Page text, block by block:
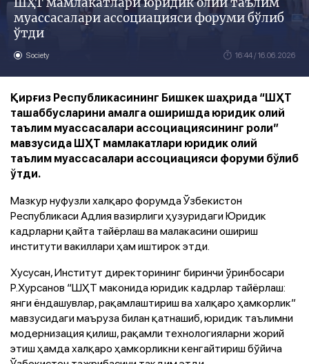
муассасалари ассоциацияси форуми бўлиб
ўтди
Society 16:44 / 16.06.2026
Қирғиз Республикасининг Бишкек шаҳрида “ШҲТ
ташаббусларини амалга оширишда юридик олий
таълим муассасалари ассоциациясининг роли”
мавзусида ШҲТ мамлакатлари юридик олий
таълим муассасалари ассоциацияси форуми бўлиб
ўтди.
Мазкур нуфузли халқаро форумда Ўзбекистон
Республикаси Адлия вазирлиги ҳузуридаги Юридик
кадрларни қайта тайёрлаш ва малакасини ошириш
институти вакиллари ҳам иштирок этди.
Хусусан, Институт директорининг биринчи ўринбосари
Р.Хурсанов “ШҲТ маконида юридик кадрлар тайёрлаш:
янги ёндашувлар, рақамлаштириш ва халқаро ҳамкорлик”
мавзусидаги маъруза билан қатнашиб, юридик таълимни
модернизация қилиш, рақамли технологияларни жорий
этиш ҳамда халқаро ҳамкорликни кенгайтириш бўйича